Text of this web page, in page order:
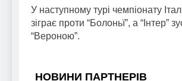
У наступному турі чемпіонату
зіграє проти “Болоньї”, а “Інтер”
“Вероною”.